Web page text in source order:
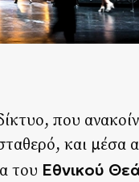
που
και μέσα
του Εθνικού